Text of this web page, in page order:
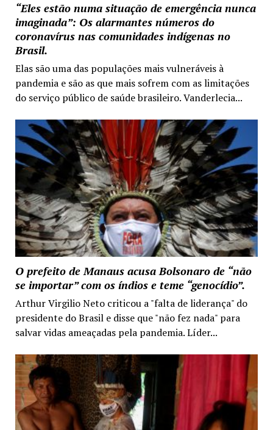
“Eles estão numa situação de emergência nunca
imaginada”: Os alarmantes números do
coronavírus nas comunidades indígenas no
Brasil.
Elas são uma das populações mais vulneráveis à
pandemia e são as que mais sofrem com as limitações
do serviço público de saúde brasileiro. Vanderlecia...
O prefeito de Manaus acusa Bolsonaro de “não
se importar” com os índios e teme “genocídio”.
Arthur Virgilio Neto criticou a "falta de liderança" do
presidente do Brasil e disse que "não fez nada" para
salvar vidas ameaçadas pela pandemia. Líder...